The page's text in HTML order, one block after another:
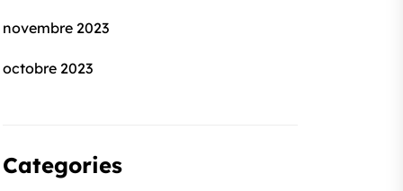
novembre 2023
octobre 2023
Categories